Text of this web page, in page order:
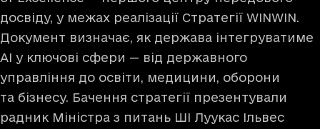
досвіду, у межах реалізації Стратегії WINWIN.
Документ визначає, як держава інтегруватиме
AI у ключові сфери — від державного
управління до освіти, медицини, оборони
та бізнесу. Бачення стратегії презентували
радник Міністра з питань ШІ Луукас Ільвес